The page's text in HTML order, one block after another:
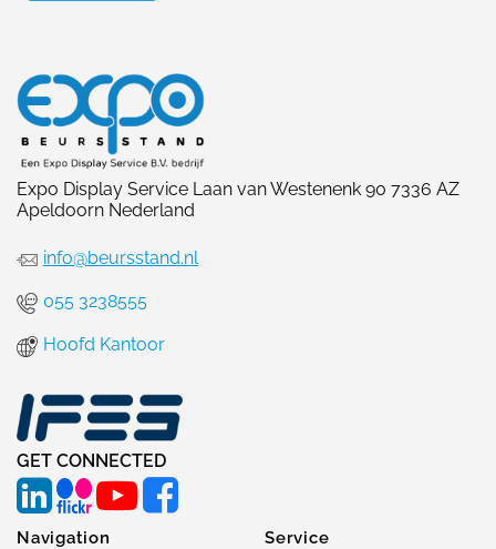
Expo Display Service Laan van Westenenk 90 7336 AZ
Apeldoorn Nederland
info@beursstand.nl
055 3238555
Hoofd Kantoor
GET CONNECTED
Navigation Service